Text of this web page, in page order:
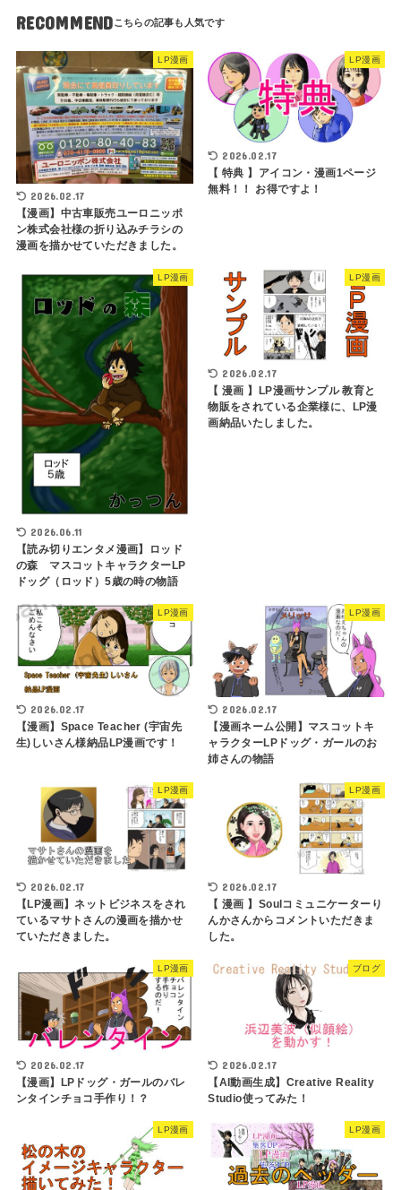
RECOMMEND
LP漫画
2026.02.17
【漫画】中古車販売ユーロニッポ
ン株式会社様の折り込みチラシの
漫画を描かせていただきました。
LP漫画
2026.02.17
【 特典 】アイコン・漫画1ページ
無料！！ お得ですよ！
LP漫画
2026.06.11
【読み切りエンタメ漫画】ロッド
の森 マスコットキャラクターLP
ドッグ（ロッド）5歳の時の物語
LP漫画
2026.02.17
【 漫画 】LP漫画サンプル 教育と
物販をされている企業様に、LP漫
画納品いたしました。
LP漫画
2026.02.17
【漫画】Space Teacher (宇宙先
生)しいさん様納品LP漫画です！
LP漫画
2026.02.17
【漫画ネーム公開】マスコットキ
ャラクターLPドッグ・ガールのお
姉さんの物語
LP漫画
2026.02.17
【LP漫画】ネットビジネスをされ
ているマサトさんの漫画を描かせ
ていただきました。
LP漫画
2026.02.17
【 漫画 】Soulコミュニケーターり
んかさんからコメントいただきま
した。
LP漫画
2026.02.17
【漫画】LPドッグ・ガールのバレ
ンタインチョコ手作り！？
ブログ
2026.02.17
【AI動画生成】Creative Reality
Studio使ってみた！
LP漫画 LP漫画